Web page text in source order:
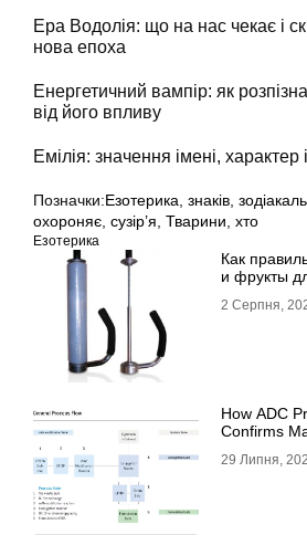
Ера Водолія: що на нас чекає і
нова епоха
Енергетичний вампір: як
від його впливу
Емілія: значення імені, характер
Позначки:Езотерика, знаків,
охороняє, сузір’я, Тварини, хто
Езотерика
Как
и фрукты
2 Серпня,
How ADC
Confirms
29 Липня,